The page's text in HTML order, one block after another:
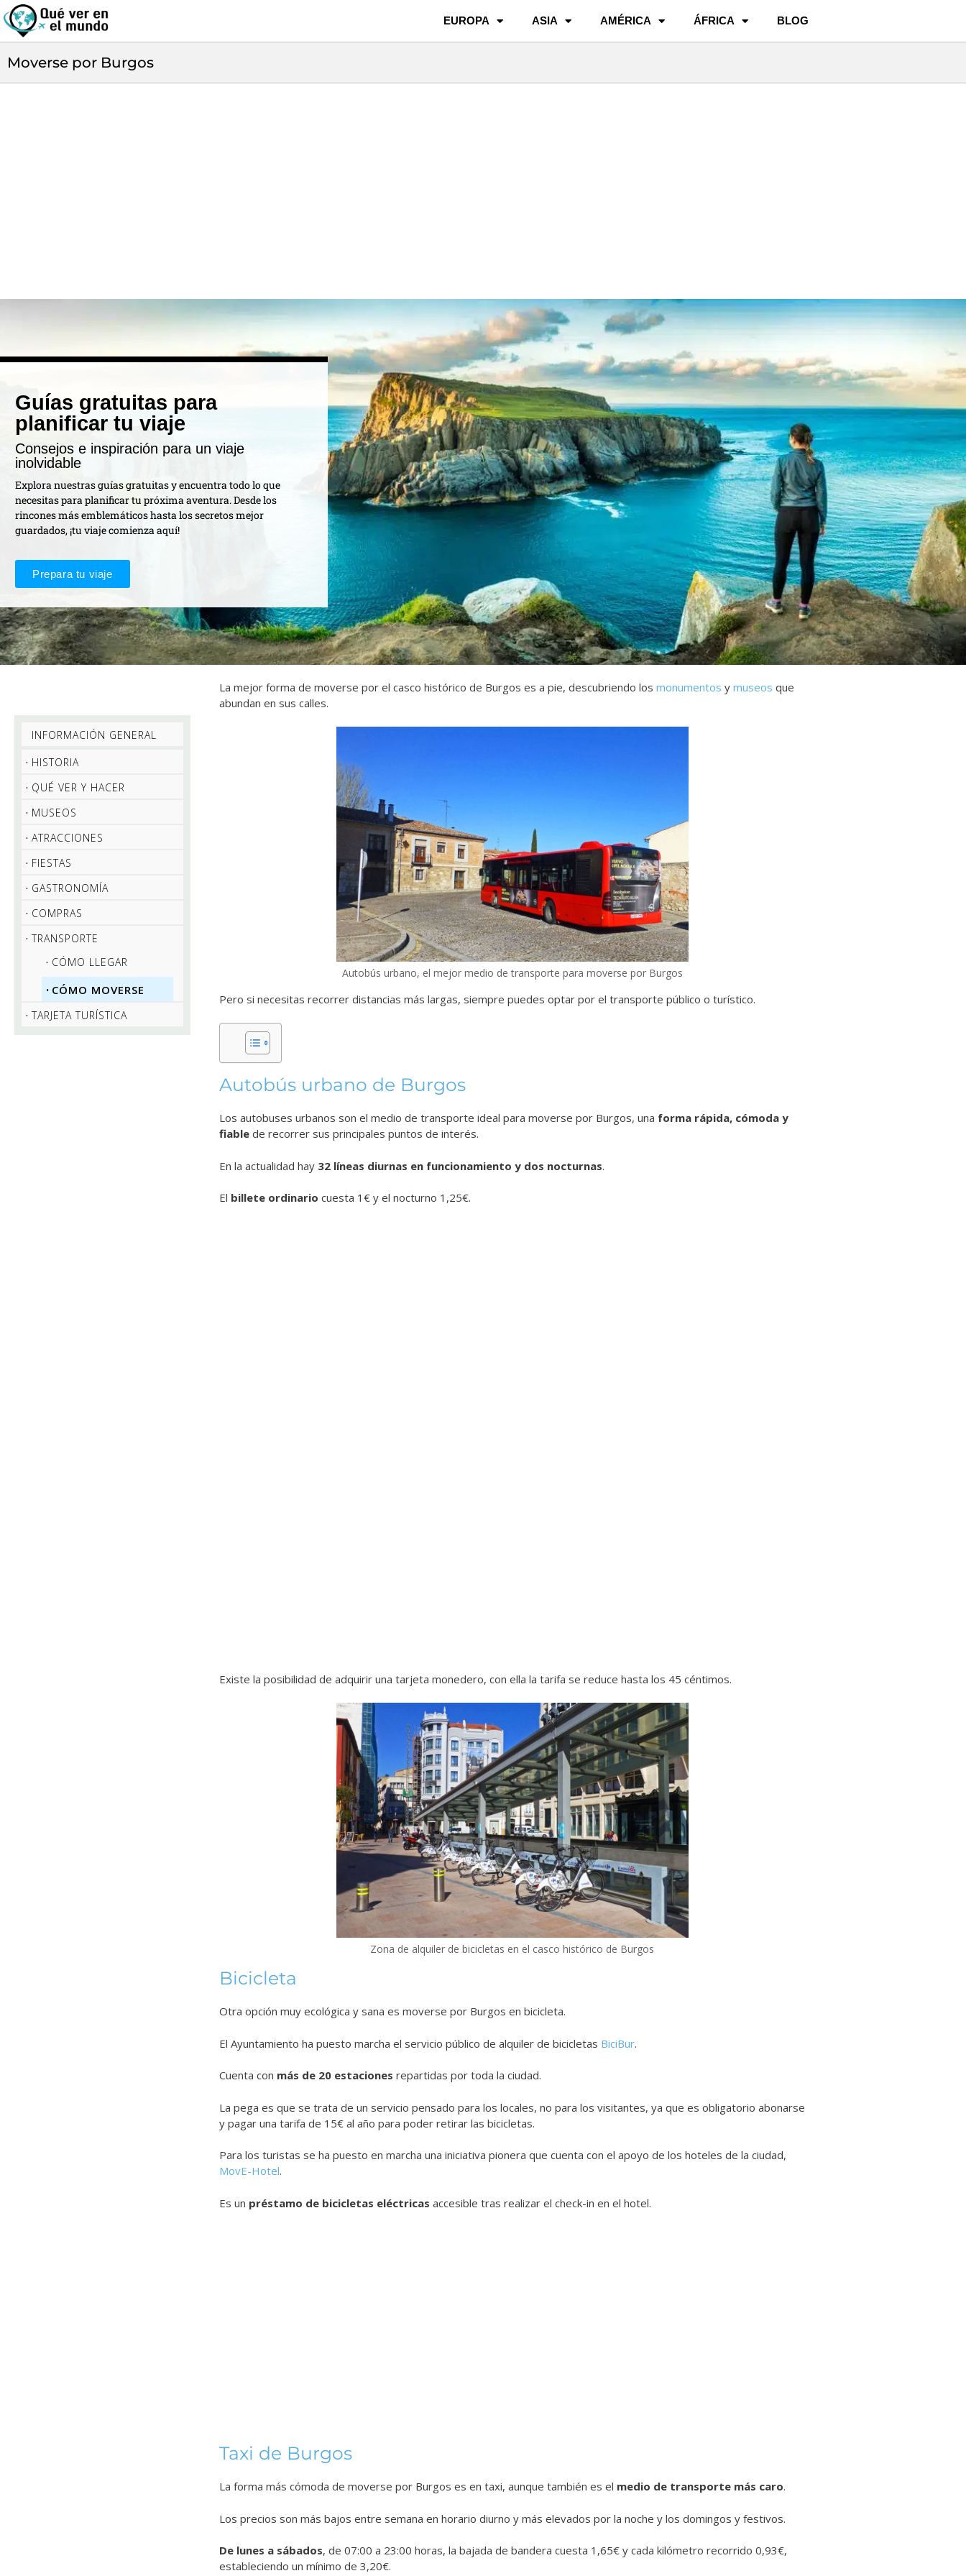
EUROPA ASIA AMÉRICA ÁFRICA BLOG
Moverse por Burgos
Guías gratuitas para
planificar tu viaje
Consejos e inspiración para un viaje
inolvidable
Explora nuestras guías gratuitas y encuentra todo lo que
necesitas para planificar tu próxima aventura. Desde los
rincones más emblemáticos hasta los secretos mejor
guardados, ¡tu viaje comienza aquí!
Prepara tu viaje
INFORMACIÓN GENERAL
HISTORIA
QUÉ VER Y HACER
MUSEOS
ATRACCIONES
FIESTAS
GASTRONOMÍA
COMPRAS
TRANSPORTE
CÓMO LLEGAR
CÓMO MOVERSE
TARJETA TURÍSTICA
La mejor forma de moverse por el casco histórico de Burgos es a pie, descubriendo los monumentos y museos que
abundan en sus calles.
Autobús urbano, el mejor medio de transporte para moverse por Burgos
Pero si necesitas recorrer distancias más largas, siempre puedes optar por el transporte público o turístico.
Autobús urbano de Burgos
Los autobuses urbanos son el medio de transporte ideal para moverse por Burgos, una forma rápida, cómoda y
fiable de recorrer sus principales puntos de interés.
En la actualidad hay 32 líneas diurnas en funcionamiento y dos nocturnas.
El billete ordinario cuesta 1€ y el nocturno 1,25€.
Existe la posibilidad de adquirir una tarjeta monedero, con ella la tarifa se reduce hasta los 45 céntimos.
Zona de alquiler de bicicletas en el casco histórico de Burgos
Bicicleta
Otra opción muy ecológica y sana es moverse por Burgos en bicicleta.
El Ayuntamiento ha puesto marcha el servicio público de alquiler de bicicletas BiciBur.
Cuenta con más de 20 estaciones repartidas por toda la ciudad.
La pega es que se trata de un servicio pensado para los locales, no para los visitantes, ya que es obligatorio abonarse
y pagar una tarifa de 15€ al año para poder retirar las bicicletas.
Para los turistas se ha puesto en marcha una iniciativa pionera que cuenta con el apoyo de los hoteles de la ciudad,
MovE-Hotel.
Es un préstamo de bicicletas eléctricas accesible tras realizar el check-in en el hotel.
Taxi de Burgos
La forma más cómoda de moverse por Burgos es en taxi, aunque también es el medio de transporte más caro.
Los precios son más bajos entre semana en horario diurno y más elevados por la noche y los domingos y festivos.
De lunes a sábados, de 07:00 a 23:00 horas, la bajada de bandera cuesta 1,65€ y cada kilómetro recorrido 0,93€,
estableciendo un mínimo de 3,20€.